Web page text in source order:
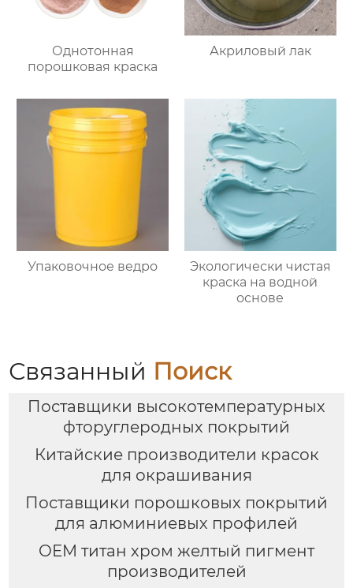
Однотонная
порошковая краска
Акриловый лак
Упаковочное ведро
Экологически чистая
краска на водной
основе
Связанный Поиск
Поставщики высокотемпературных
фторуглеродных покрытий
Китайские производители красок
для окрашивания
Поставщики порошковых покрытий
для алюминиевых профилей
OEM титан хром желтый пигмент
производителей